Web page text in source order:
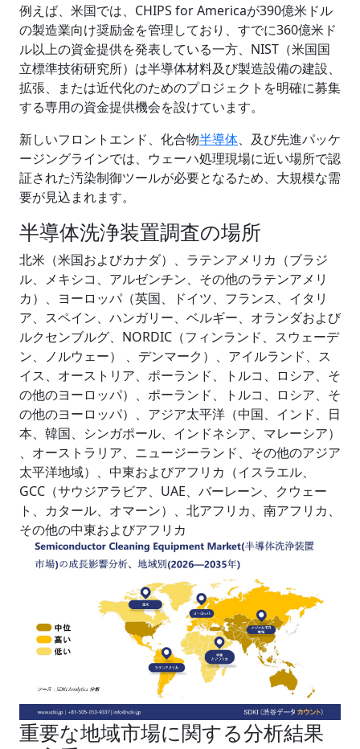
例えば、米国では、CHIPS for Americaが390億米ドル
の製造業向け奨励金を管理しており、すでに360億米ド
ル以上の資金提供を発表している一方、NIST（米国国
立標準技術研究所）は半導体材料及び製造設備の建設、
拡張、または近代化のためのプロジェクトを明確に募集
する専用の資金提供機会を設けています。
新しいフロントエンド、化合物半導体、及び先進パッケ
ージングラインでは、ウェーハ処理現場に近い場所で認
証された汚染制御ツールが必要となるため、大規模な需
要が見込まれます。
半導体洗浄装置調査の場所
北米（米国およびカナダ）、ラテンアメリカ（ブラジ
ル、メキシコ、アルゼンチン、その他のラテンアメリ
カ）、ヨーロッパ（英国、ドイツ、フランス、イタリ
ア、スペイン、ハンガリー、ベルギー、オランダおよび
ルクセンブルグ、NORDIC（フィンランド、スウェーデ
ン、ノルウェー） 、デンマーク）、アイルランド、ス
イス、オーストリア、ポーランド、トルコ、ロシア、そ
の他のヨーロッパ）、ポーランド、トルコ、ロシア、そ
の他のヨーロッパ）、アジア太平洋（中国、インド、日
本、韓国、シンガポール、インドネシア、マレーシア）
、オーストラリア、ニュージーランド、その他のアジア
太平洋地域）、中東およびアフリカ（イスラエル、
GCC（サウジアラビア、UAE、バーレーン、クウェー
ト、カタール、オマーン）、北アフリカ、南アフリカ、
その他の中東およびアフリカ
重要な地域市場に関する分析結果